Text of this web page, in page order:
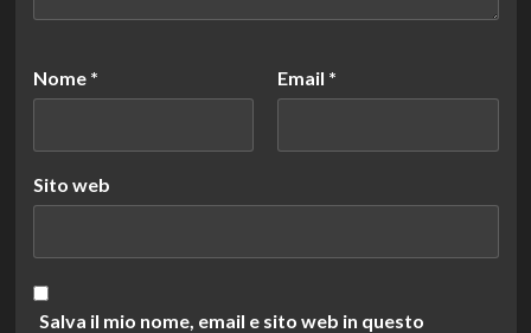
Nome * Email *
Sito web
Salva il mio nome, email e sito web in questo